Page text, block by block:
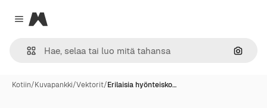
Close menu
Magnific
Hae
Kotiin/Kuvapankki/Vektorit/Erilaisia hyönteisko…